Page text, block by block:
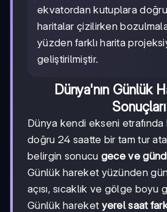
ekvatordan kutuplara
haritalar çizilirken
yüzden farklı harita
geliştirilmiştir.
Dünya'nın Günlük
Sonuçları
Dünya kendi ekseni etrafında
doğru 24 saatte bir tam tur
belirgin sonucu gece ve
Günlük hareket yüzünden
açısı, sıcaklık ve gölge boyu
Günlük hareket yerel saat